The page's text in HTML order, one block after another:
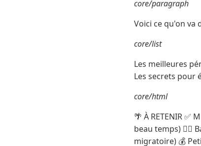
core/paragraph
Voici ce qu'on va
core/list
Les meilleures
Les secrets pour
core/html
🌴 À RETENIR ✅
beau temps) 🏊‍♀️
migratoire) 💰